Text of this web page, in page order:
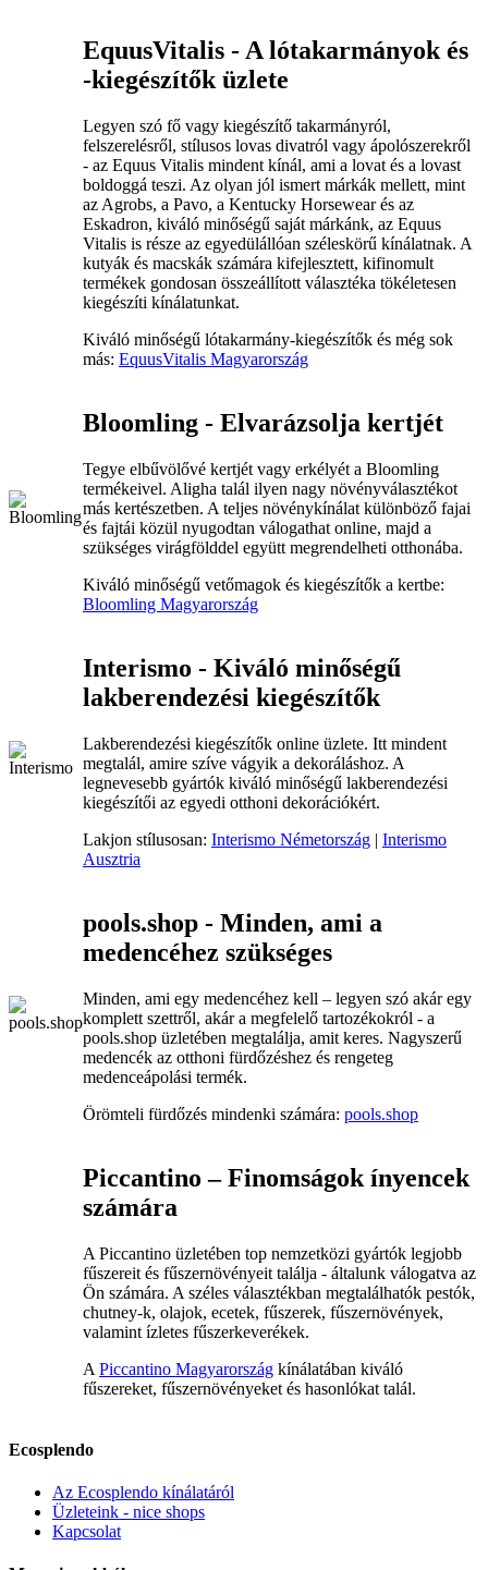
EquusVitalis - A lótakarmányok és
-kiegészítők üzlete
Legyen szó fő vagy kiegészítő takarmányról,
felszerelésről, stílusos lovas divatról vagy ápolószerekről
- az Equus Vitalis mindent kínál, ami a lovat és a lovast
boldoggá teszi. Az olyan jól ismert márkák mellett, mint
az Agrobs, a Pavo, a Kentucky Horsewear és az
Eskadron, kiváló minőségű saját márkánk, az Equus
Vitalis is része az egyedülállóan széleskörű kínálatnak. A
kutyák és macskák számára kifejlesztett, kifinomult
termékek gondosan összeállított választéka tökéletesen
kiegészíti kínálatunkat.
Kiváló minőségű lótakarmány-kiegészítők és még sok
más: EquusVitalis Magyarország
Bloomling - Elvarázsolja kertjét
Tegye elbűvölővé kertjét vagy erkélyét a Bloomling
termékeivel. Aligha talál ilyen nagy növényválasztékot
más kertészetben. A teljes növénykínálat különböző fajai
és fajtái közül nyugodtan válogathat online, majd a
szükséges virágfölddel együtt megrendelheti otthonába.
Kiváló minőségű vetőmagok és kiegészítők a kertbe:
Bloomling Magyarország
Interismo - Kiváló minőségű
lakberendezési kiegészítők
Lakberendezési kiegészítők online üzlete. Itt mindent
megtalál, amire szíve vágyik a dekoráláshoz. A
legnevesebb gyártók kiváló minőségű lakberendezési
kiegészítői az egyedi otthoni dekorációkért.
Lakjon stílusosan: Interismo Németország | Interismo
Ausztria
pools.shop - Minden, ami a
medencéhez szükséges
Minden, ami egy medencéhez kell – legyen szó akár egy
komplett szettről, akár a megfelelő tartozékokról - a
pools.shop üzletében megtalálja, amit keres. Nagyszerű
medencék az otthoni fürdőzéshez és rengeteg
medenceápolási termék.
Örömteli fürdőzés mindenki számára: pools.shop
Piccantino – Finomságok ínyencek
számára
A Piccantino üzletében top nemzetközi gyártók legjobb
fűszereit és fűszernövényeit találja - általunk válogatva az
Ön számára. A széles választékban megtalálhatók pestók,
chutney-k, olajok, ecetek, fűszerek, fűszernövények,
valamint ízletes fűszerkeverékek.
A Piccantino Magyarország kínálatában kiváló
fűszereket, fűszernövényeket és hasonlókat talál.
Ecosplendo
Az Ecosplendo kínálatáról
Üzleteink - nice shops
Kapcsolat